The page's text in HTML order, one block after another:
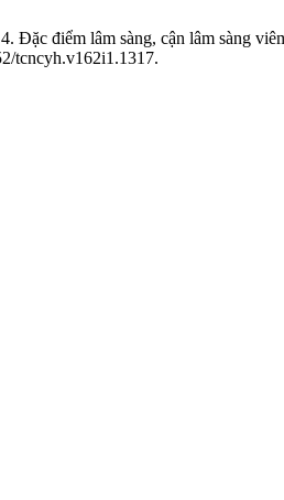
điểm lâm sàng, cận lâm sàng
tcncyh.v162i1.1317.